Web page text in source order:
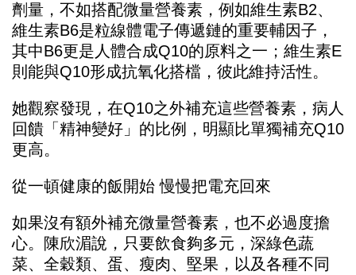
劑量，不如搭配微量營養素，例如維生素B2、
維生素B6是粒線體電子傳遞鏈的重要輔因子，
其中B6更是人體合成Q10的原料之一；維生素E
則能與Q10形成抗氧化搭檔，彼此維持活性。
她觀察發現，在Q10之外補充這些營養素，病人
回饋「精神變好」的比例，明顯比單獨補充Q10
更高。
從一頓健康的飯開始 慢慢把電充回來
如果沒有額外補充微量營養素，也不必過度擔
心。陳欣湄說，只要飲食夠多元，深綠色蔬
菜、全穀類、蛋、瘦肉、堅果，以及各種不同